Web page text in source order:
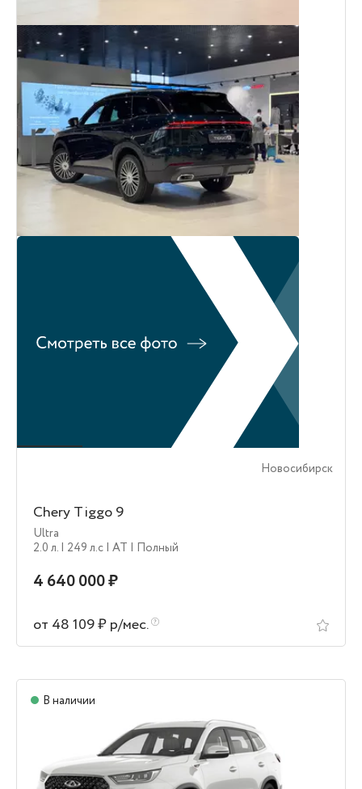
Новосибирск
Chery Tiggo 9
Ultra
2.0 л. | 249 л.c | AT | Полный
4 640 000 ₽
от 48 109 ₽ р/мес.
В наличии